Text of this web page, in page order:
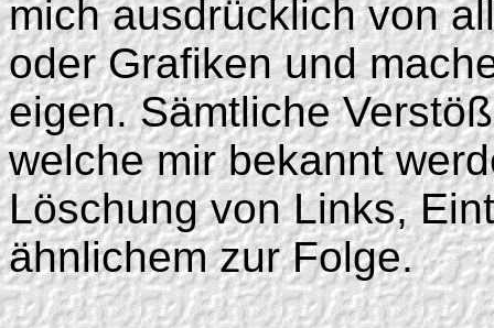
mich ausdrücklich von
oder Grafiken und
eigen. Sämtliche
welche mir bekannt
Löschung von Links,
ähnlichem zur Folge.